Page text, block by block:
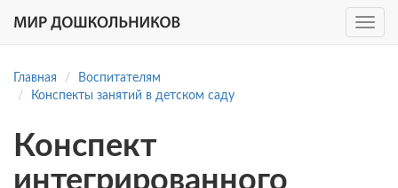
основному
Toggle
Главная
Воспитателям
Конспекты занятий в детском саду
Конспект
интегрированного